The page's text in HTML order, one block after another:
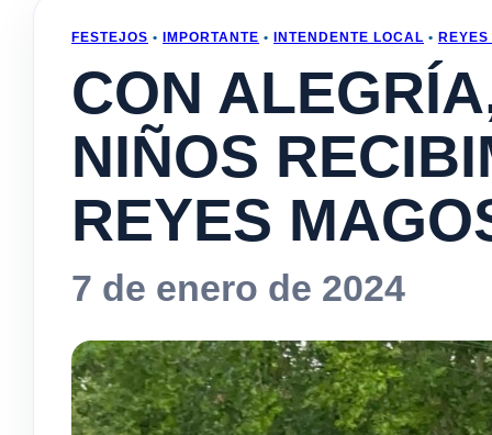
FESTEJOS • IMPORTANTE • INTENDENTE LOCAL •
CON
NIÑOS
REYES
7 de enero de 2024